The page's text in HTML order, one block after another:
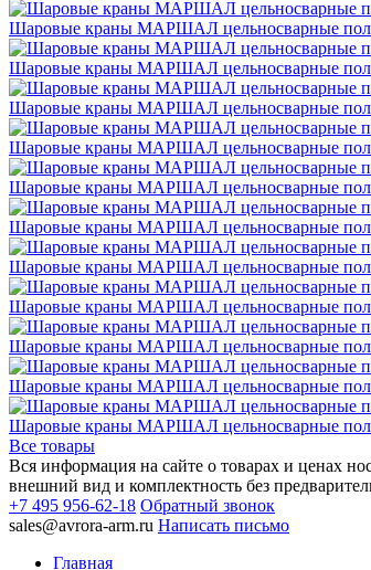
Шаровые краны МАРШАЛ цельносварные
Шаровые краны МАРШАЛ цельносварные
Шаровые краны МАРШАЛ цельносварные
Шаровые краны МАРШАЛ цельносварные
Шаровые краны МАРШАЛ цельносварные
Шаровые краны МАРШАЛ цельносварные
Шаровые краны МАРШАЛ цельносварные
Шаровые краны МАРШАЛ цельносварные
Шаровые краны МАРШАЛ цельносварные
Шаровые краны МАРШАЛ цельносварные
Шаровые краны МАРШАЛ цельносварные
Все товары
Вся информация на сайте о товарах и ценах
внешний вид и комплектность без
+7 495 956-62-18 Обратный звонок
sales@avrora-arm.ru Написать письмо
Главная